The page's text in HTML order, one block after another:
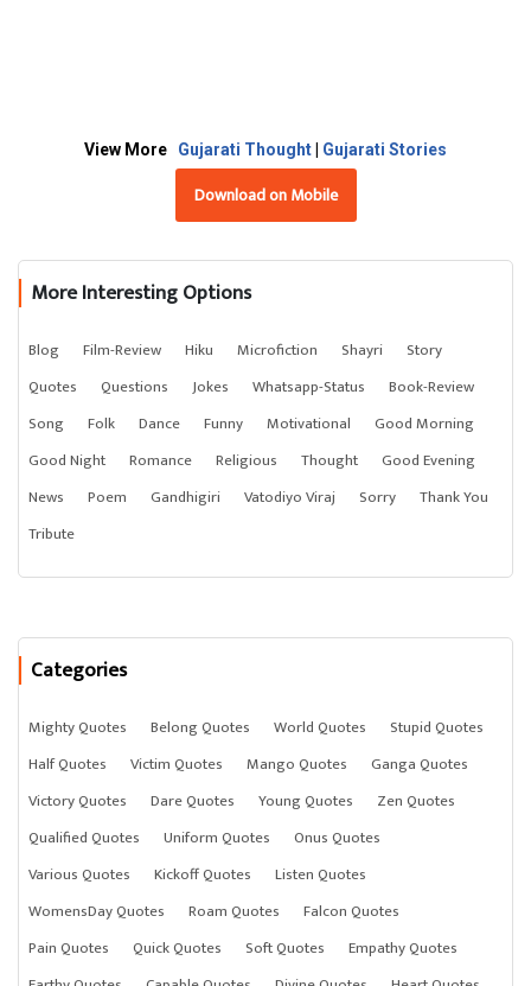
View More Gujarati Thought Gujarati Stories
Download on Mobile
More Interesting Options
Blog Film-Review Hiku Microfiction Shayri
Story
Quotes
Questions Jokes Whatsapp-Status
Book-Review
Song
Folk Dance Funny Motivational
Good Morning
Good Night
Romance Religious Thought
Good Evening
News
Poem Gandhigiri Vatodiyo Viraj Sorry
Thank You
Tribute
Categories
Mighty Quotes Belong Quotes World Quotes
Stupid Quotes
Half Quotes
Victim Quotes Mango Quotes
Ganga Quotes
Victory Quotes
Dare Quotes Young Quotes
Zen Quotes
Qualified Quotes
Uniform Quotes
Onus Quotes
Various Quotes
Kickoff Quotes
Listen Quotes
WomensDay Quotes
Roam Quotes
Falcon Quotes
Pain Quotes
Quick Quotes Soft Quotes
Empathy Quotes